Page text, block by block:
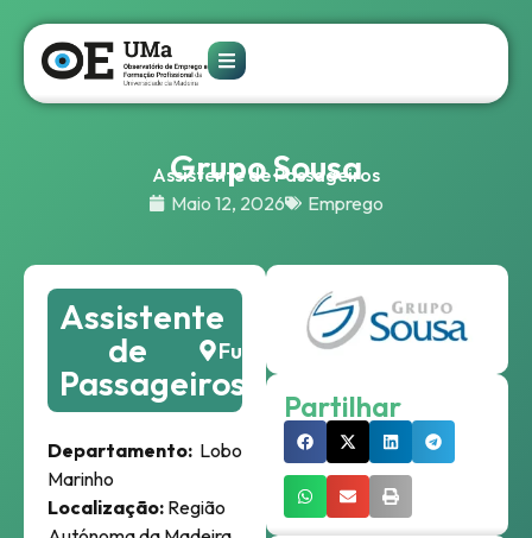
Grupo Sousa
Assistente de Passageiros
Maio 12, 2026
Emprego
Assistente
de
Passageiros
Funchal
Departamento: Lobo
Marinho
Localização: Região
Partilhar